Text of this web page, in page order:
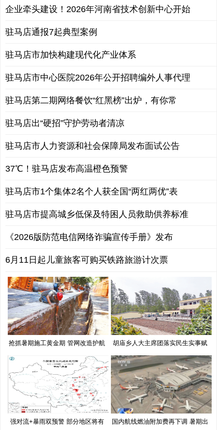
企业牵头建设！2026年河南省技术创新中心开始
驻马店通报7起典型案例
驻马店市加快构建现代化产业体系
驻马店市中心医院2026年公开招聘编外人事代理
驻马店第二期网络餐饮“红黑榜”出炉，有你常
驻马店出“硬招”守护劳动者清凉
驻马店市人力资源和社会保障局发布面试公告
37℃！驻马店发布高温橙色预警
驻马店市1个集体2名个人获全国“两红两优”表
驻马店市提高城乡低保及特困人员救助供养标准
《2026版防范电信网络诈骗宣传手册》发布
6月11日起儿童旅客可购买铁路旅游计次票
抢抓暑期施工黄金期 管网改造护航
胡庙乡人大主席团落实民生实事赋
能
强对流+暴雨双预警 部分地区将有
国内航线燃油附加费再下调 暑期出